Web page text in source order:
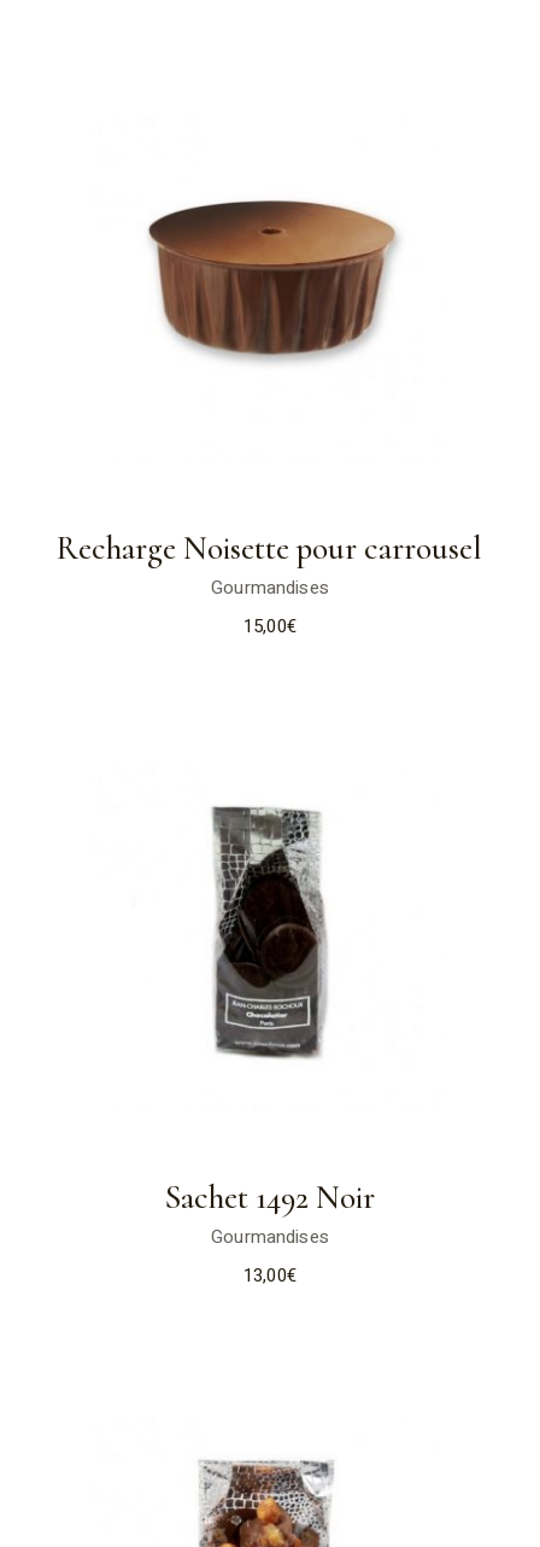
Recharge Noisette pour carrousel
Gourmandises
15,00€
Sachet 1492 Noir
Gourmandises
13,00€